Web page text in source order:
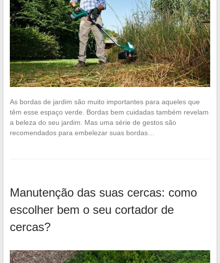
As bordas de jardim são muito importantes para aqueles que
têm esse espaço verde. Bordas bem cuidadas também revelam
a beleza do seu jardim. Mas uma série de gestos são
recomendados para embelezar suas bordas…
Manutenção das suas cercas: como
escolher bem o seu cortador de
cercas?